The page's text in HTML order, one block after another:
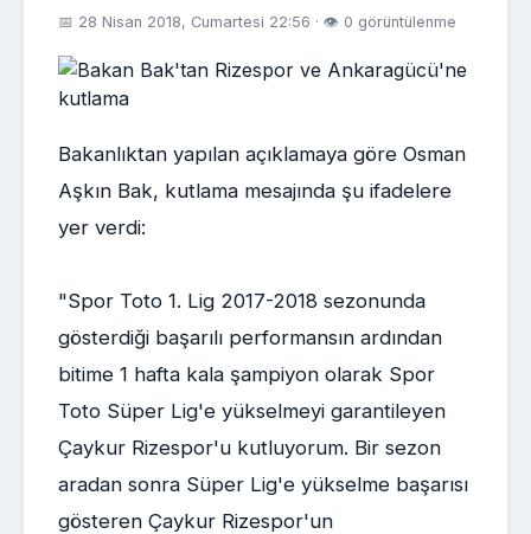
📅 28 Nisan 2018, Cumartesi 22:56 · 👁 0 görüntülenme
Bakanlıktan yapılan açıklamaya göre Osman
Aşkın Bak, kutlama mesajında şu ifadelere
yer verdi:
"Spor Toto 1. Lig 2017-2018 sezonunda
gösterdiği başarılı performansın ardından
bitime 1 hafta kala şampiyon olarak Spor
Toto Süper Lig'e yükselmeyi garantileyen
Çaykur Rizespor'u kutluyorum. Bir sezon
aradan sonra Süper Lig'e yükselme başarısı
gösteren Çaykur Rizespor'un